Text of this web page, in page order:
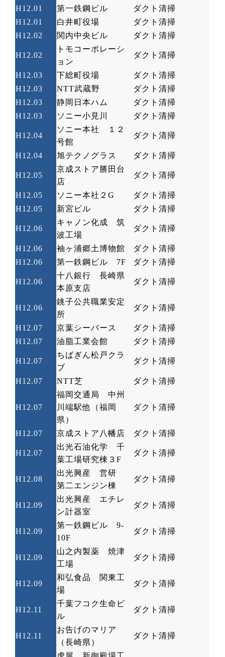
H12.01
第一鉄鋼ビル
ダクト清掃
H12.01
白井町役場
ダクト清掃
H12.02
関内中央ビル ダクト清掃
H12.02
トモコーポレーシ
ョン
ダクト清掃
H12.03 下総町役場
ダクト清掃
H12.03
NTT武蔵野
ダクト清掃
H12.03
静岡日本ハム
ダクト清掃
H12.03
ソニー小見川 ダクト清掃
H12.04
ソニー本社 １２
号館
ダクト清掃
H12.04 旭テクノグラス ダクト清掃
H12.05
京成ストア勝田台
店
ダクト清掃
H12.05 ソニー本社２G
ダクト清掃
H12.05
新宮ビル ダクト清掃
H12.06
キャノン化成 筑
波工場
ダクト清掃
H12.06 袖ヶ浦郷土博物館
ダクト清掃
H12.06
第一鉄鋼ビル 7F ダクト清掃
H12.06
十八銀行 長崎県
本原支店
ダクト清掃
H12.06
銚子公共職業安定
所
ダクト清掃
H12.07 京葉シーバース
ダクト清掃
H12.07
油脂工業会館 ダクト清掃
H12.07
ちばぎん松戸クラ
ブ
ダクト清掃
H12.07 NTT芝 ダクト清掃
H12.07
福岡交通局 中州
川端駅他（福岡
県）
ダクト清掃
H12.07 京成ストア八幡店 ダクト清掃
H12.07
出光石油化学 千
葉工場研究棟３F
ダクト清掃
H12.08
出光興産 営研
第二エンジン棟
ダクト清掃
H12.09
出光興産 エチレ
ン計器室
ダクト清掃
H12.09
第一鉄鋼ビル9-
10F
ダクト清掃
H12.09
山之内製薬 焼津
工場
ダクト清掃
H12.09
和弘食品 関東工
場
ダクト清掃
H12.11
千葉フコク生命ビ
ル
ダクト清掃
H12.11
お告げのマリア
（長崎県）
ダクト清掃